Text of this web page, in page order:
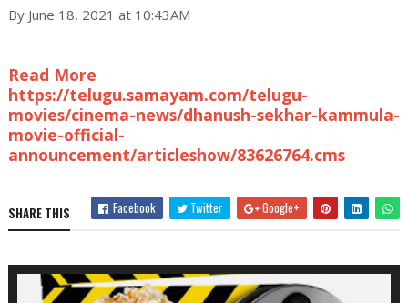
By June 18, 2021 at 10:43AM
Read More
https://telugu.samayam.com/telugu-
movies/cinema-news/dhanush-sekhar-kammula-
movie-official-
announcement/articleshow/83626764.cms
SHARE THIS Facebook Twitter Google+